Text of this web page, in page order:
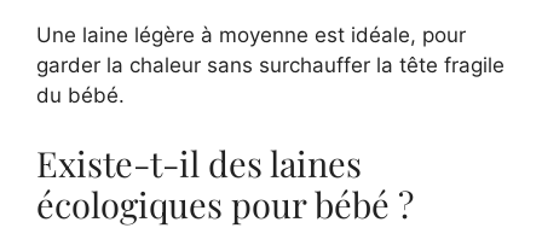
Une laine légère à moyenne est idéale, pour
garder la chaleur sans surchauffer la tête fragile
du bébé.
Existe-t-il des laines
écologiques pour bébé ?